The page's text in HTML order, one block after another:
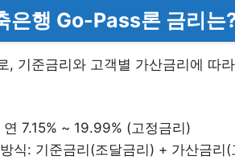
은행 Go-Pass론 금리는
, 기준금리와 고객별 가산금리에 따
연 7.15% ~ 19.99% (고정금리)
식: 기준금리(조달금리) + 가산금리